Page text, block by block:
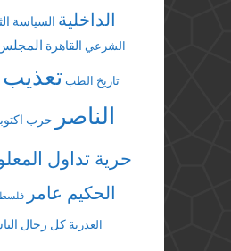
الداخلية السياسة
الشرعي القاهرة
تاريخ الطب تعذيب
الناصر
حرب
حرية تداول
الحكيم عامر
العذرية كل رجال